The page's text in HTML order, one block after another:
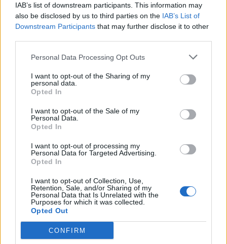
IAB’s list of downstream participants. This information may
also be disclosed by us to third parties on the IAB’s List of
Downstream Participants that may further disclose it to other
Personal Data Processing Opt Outs
I want to opt-out of the Sharing of my
personal data.
Opted In
I want to opt-out of the Sale of my
Personal Data.
Opted In
I want to opt-out of processing my
Personal Data for Targeted Advertising.
Opted In
I want to opt-out of Collection, Use,
Retention, Sale, and/or Sharing of my
Personal Data that Is Unrelated with the
Purposes for which it was collected.
Opted Out
CONFIRM
Sul vaccino gli interrogativi aperti sono molti.
"Risponde alla realtà o no che i test per
stabilire genotossicità e cangerotossicità dei
vaccini in uso termineranno solo nell'ottobre
del '22? (...) Vero o falso che sono aumentati in
modo estremamente significativo i casi di
miocarditi precoci in giovani che hanno
ricevuto il vaccino? (...) Che in Israele e in
Gran Bretagna molti dei decessi nell'ultimo
periodo sono di persone che avevano già
ricevuto la doppia dose è una fake news?
Che significa tutto questo? Che il vaccino è
inutile, che non dobbiamo vaccinarci?
Assolutamente no; significa che deve essere
una scelta libera, e una scelta è libera solo
quando è consapevole".